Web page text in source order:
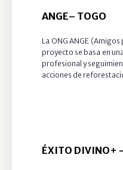
ANGE– TOGO
La ONG ANGE
proyecto se basa en
profesional y
acciones de
ÉXITO DIVINO+